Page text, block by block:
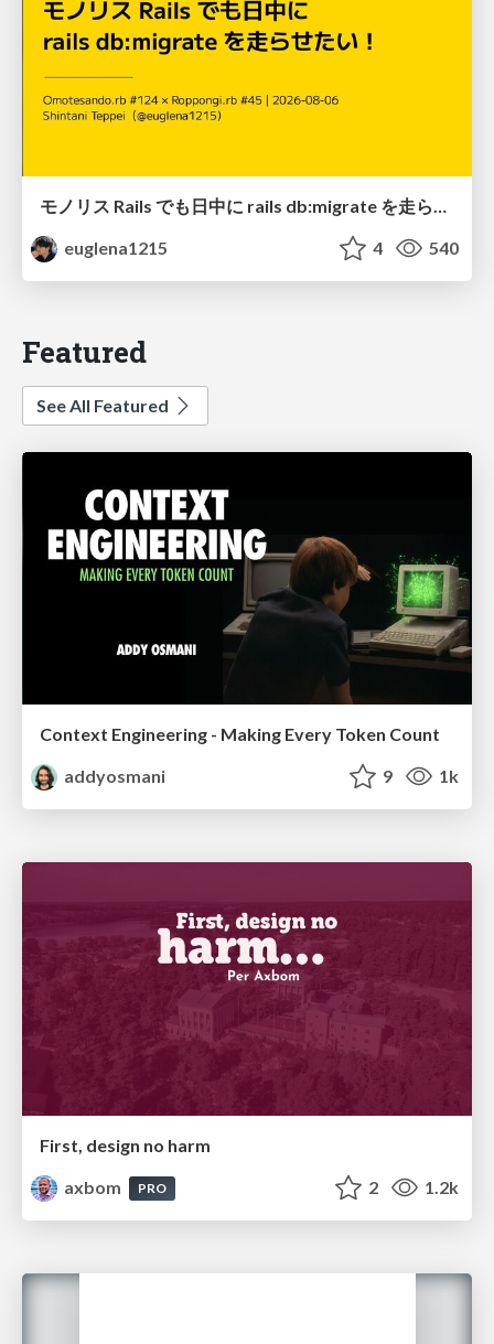
モノリス Rails でも日中に rails db:migrate を走らせたい！ / Daytime rails db:migrate on Monolithic Rails!
euglena1215
4 540
Featured
See All Featured
Context Engineering - Making Every Token Count
addyosmani
9 1k
First, design no harm
axbom
PRO 2 1.2k